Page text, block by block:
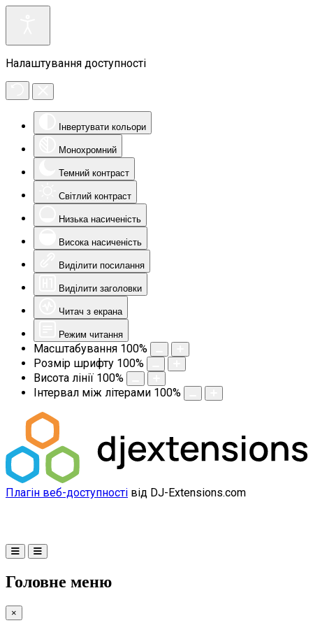
Налаштування доступності
Інвертувати кольори
Монохромний
Темний контраст
Світлий контраст
Низька насиченість
Висока насиченість
Виділити посилання
Виділити заголовки
Читач з екрана
Режим читання
Масштабування 100%
Розмір шрифту 100%
Висота лінії 100%
Інтервал між літерами 100%
Плагін веб-доступності від DJ-Extensions.com
Головне меню
×